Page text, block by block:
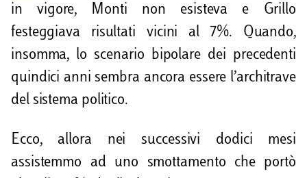
in vigore, Monti non esisteva e Grillo
festeggiava risultati vicini al 7%. Quando,
insomma, lo scenario bipolare dei precedenti
quindici anni sembra ancora essere l’architrave
del sistema politico.
Ecco, allora nei successivi dodici mesi
assistemmo ad uno smottamento che portò